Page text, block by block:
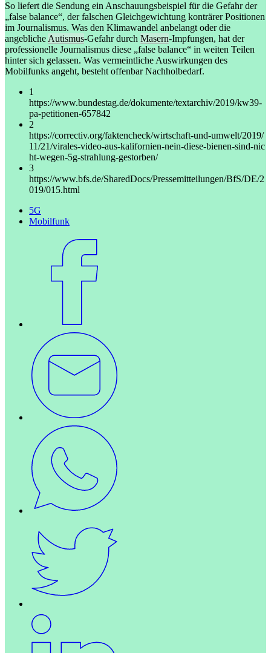
So liefert die Sendung ein Anschauungsbeispiel für die Gefahr der
„false balance“, der falschen Gleichgewichtung konträrer Positionen
im Journalismus. Was den Klimawandel anbelangt oder die
angebliche Autismus-Gefahr durch Masern-Impfungen, hat der
professionelle Journalismus diese „false balance“ in weiten Teilen
hinter sich gelassen. Was vermeintliche Auswirkungen des
Mobilfunks angeht, besteht offenbar Nachholbedarf.
1
https://www.bundestag.de/dokumente/textarchiv/2019/kw39-
pa-petitionen-657842
2
https://correctiv.org/faktencheck/wirtschaft-und-umwelt/2019/
11/21/virales-video-aus-kalifornien-nein-diese-bienen-sind-nic
ht-wegen-5g-strahlung-gestorben/
3
https://www.bfs.de/SharedDocs/Pressemitteilungen/BfS/DE/2
019/015.html
5G
Mobilfunk